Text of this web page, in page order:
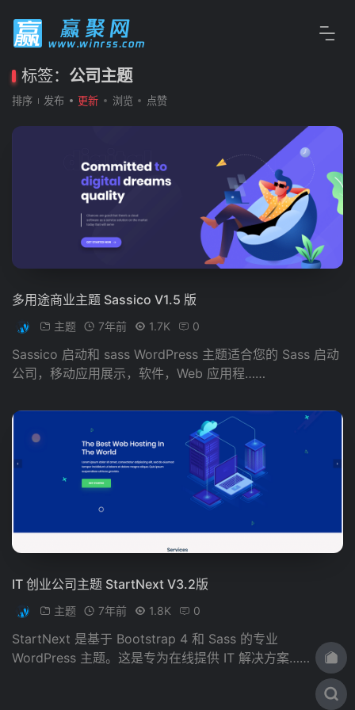
标签： 公司主题
排序 发布 更新 浏览 点赞
多用途商业主题 Sassico V1.5 版
主题 7年前 1.7K 0
Sassico 启动和 sass WordPress 主题适合您的 Sass 启动
公司，移动应用展示，软件，Web 应用程……
IT 创业公司主题 StartNext V3.2版
主题 7年前 1.8K 0
StartNext 是基于 Bootstrap 4 和 Sass 的专业
WordPress 主题。这是专为在线提供 IT 解决方案……